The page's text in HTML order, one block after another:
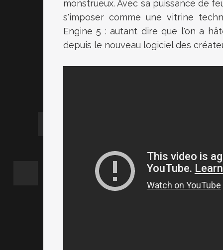
monstrueux. Avec sa puissance de
s'imposer comme une vitrine
Engine 5 : autant dire que l'on a
depuis le nouveau logiciel des